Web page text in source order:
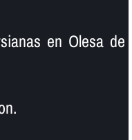
en Olesa de